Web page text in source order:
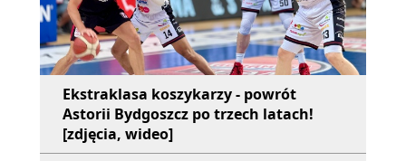
Ekstraklasa koszykarzy - powrót
Astorii Bydgoszcz po trzech latach!
[zdjęcia, wideo]